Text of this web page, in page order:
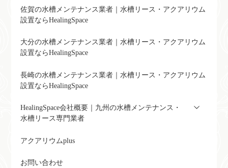
佐賀の水槽メンテナンス業者｜水槽リース・アクアリウム
設置ならHealingSpace
大分の水槽メンテナンス業者｜水槽リース・アクアリウム
設置ならHealingSpace
長崎の水槽メンテナンス業者｜水槽リース・アクアリウム
設置ならHealingSpace
HealingSpace会社概要｜九州の水槽メンテナンス・
水槽リース専門業者
アクアリウムplus
お問い合わせ